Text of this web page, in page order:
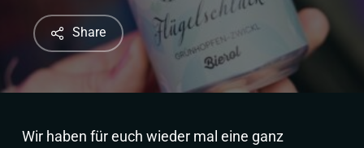
Share
Wir haben für euch wieder mal eine ganz